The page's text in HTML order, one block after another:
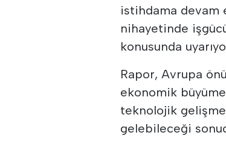
istihdama devam
nihayetinde
konusunda
Rapor, Avrupa
ekonomik
teknolojik
gelebileceği